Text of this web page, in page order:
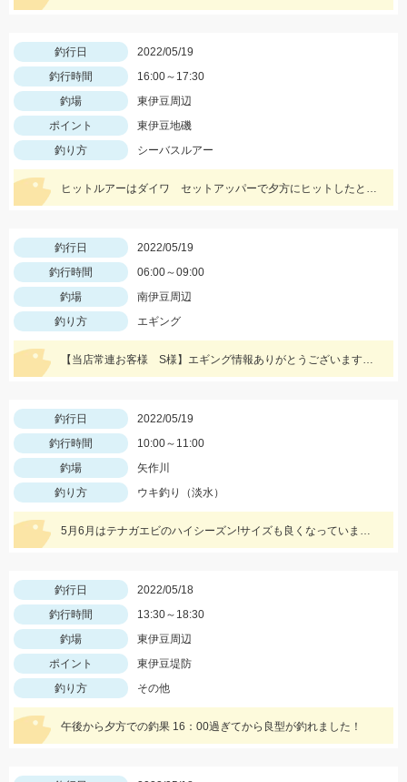
釣行日
2022/05/19
釣行時間
16:00～17:30
釣場
東伊豆周辺
ポイント
東伊豆地磯
釣り方
シーバスルアー
ヒットルアーはダイワ セットアッパーで夕方にヒットしたとのことです。83ｃｍ5ｋｇのナイスサイズでした！情報提供ありがとうございます！
釣行日
2022/05/19
釣行時間
06:00～09:00
釣場
南伊豆周辺
釣り方
エギング
【当店常連お客様 S様】エギング情報ありがとうございます。 朝マヅメの時間帯３杯立て続けに、1.8㌔・800ｇ・900ｇが釣れました！ 1.8㌔のヒットエギは【エギ王Ｋ3.5号 黒潮ＳＰ マッスルファイト】
釣行日
2022/05/19
釣行時間
10:00～11:00
釣場
矢作川
釣り方
ウキ釣り（淡水）
5月6月はテナガエビのハイシーズン!サイズも良くなっています!エサは石ゴカイで、小さく切ると針掛かりアップします!
釣行日
2022/05/18
釣行時間
13:30～18:30
釣場
東伊豆周辺
ポイント
東伊豆堤防
釣り方
その他
午後から夕方での釣果 16：00過ぎてから良型が釣れました！